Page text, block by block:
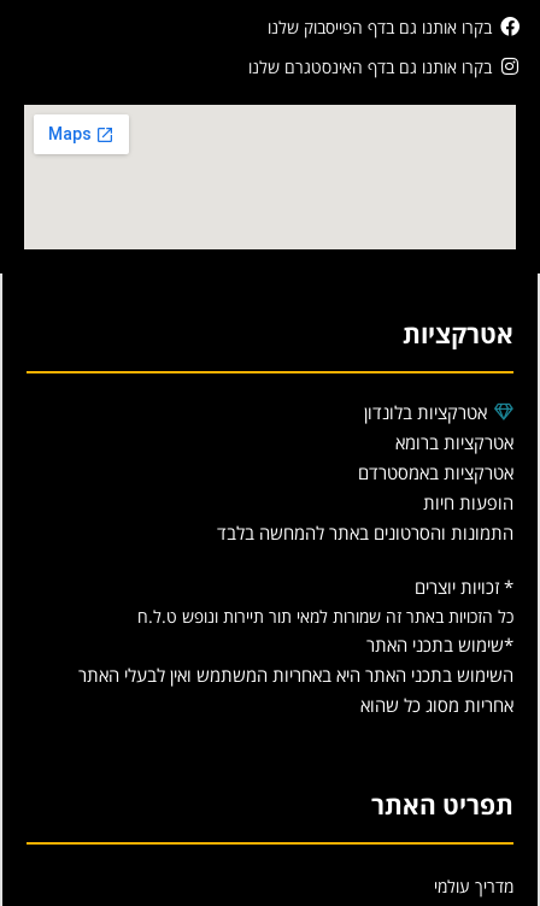
בקרו אותנו גם בדף הפייסבוק שלנו
בקרו אותנו גם בדף האינסטגרם שלנו
אטרקציות
אטרקציות בלונדון
אטרקציות ברומא
אטרקציות באמסטרדם
הופעות חיות
התמונות והסרטונים באתר להמחשה בלבד
* זכויות יוצרים
כל הזכויות באתר זה שמורות למאי תור תיירות ונופש ט.ל.ח
*שימוש בתכני האתר
השימוש בתכני האתר היא באחריות המשתמש ואין לבעלי האתר
אחריות מסוג כל שהוא
תפריט האתר
מדריך עולמי